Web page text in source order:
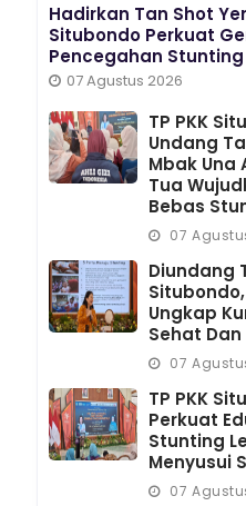
Hadirkan Tan Shot
Situbondo Perkuat
Pencegahan Stunting
07 Agustus 2026
TP PKK
Undang
Mbak Una
Tua
Bebas
07
Diundang
Ungkap
Sehat
07
TP PKK
Perkuat
Stunting
Menyusui
07